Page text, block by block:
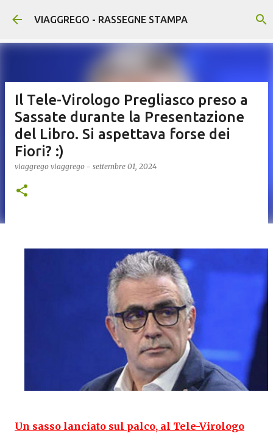
Passa ai contenuti principali
VIAGGREGO - RASSEGNE STAMPA
Il Tele-Virologo Pregliasco preso a
Sassate durante la Presentazione
del Libro. Si aspettava forse dei
Fiori? :)
viaggrego viaggrego - settembre 01, 2024
Un sasso lanciato sul palco, al Tele-Virologo